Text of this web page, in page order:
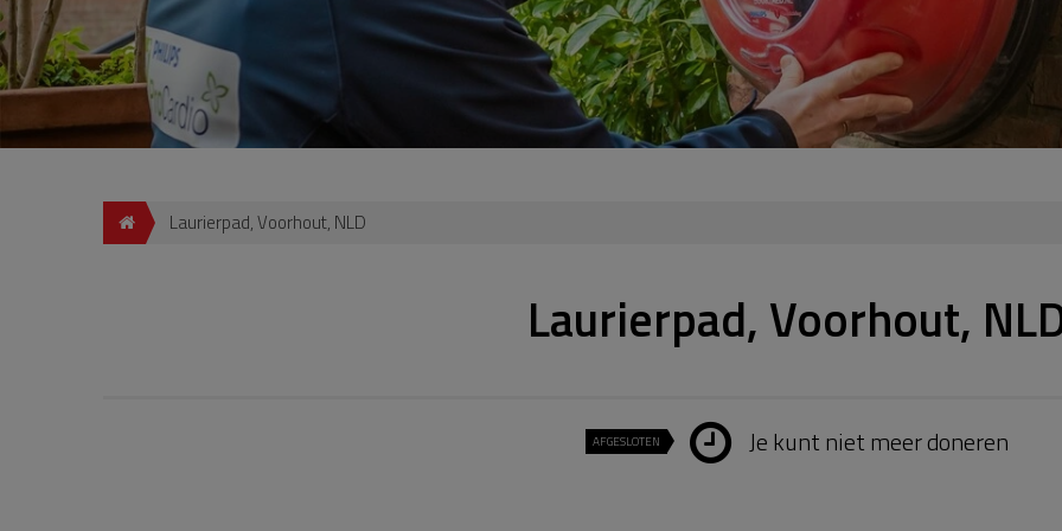
Laurierpad, Voorhout, NLD
Laurierpad, Voorhout,
AFGESLOTEN Je kunt niet meer doneren